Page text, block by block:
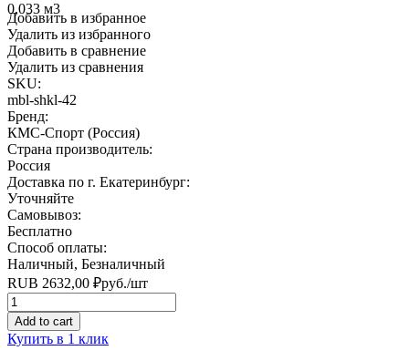
0,033 м3
Добавить в избранное
Удалить из избранного
Добавить в сравнение
Удалить из сравнения
SKU:
mbl-shkl-42
Бренд:
КМС-Спорт (Россия)
Страна производитель:
Россия
Доставка по г. Екатеринбург:
Уточняйте
Самовывоз:
Бесплатно
Способ оплаты:
Наличный, Безналичный
RUB 2632,00 ₽руб./шт
Quantity
Add to cart
Купить в 1 клик